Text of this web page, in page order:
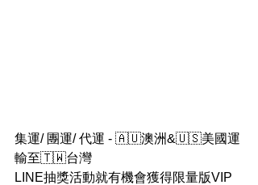
集運/ 團運/ 代運 - 🇦🇺澳洲&🇺🇸美國運
輸至🇹🇼台灣
LINE抽獎活動就有機會獲得限量版VIP